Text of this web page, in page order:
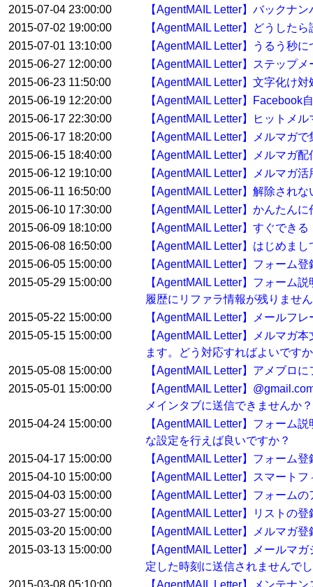
2015-07-04 23:00:00
【AgentMAIL Letter】バックナ
2015-07-02 19:00:00
【AgentMAIL Letter】どうした
2015-07-01 13:10:00
【AgentMAIL Letter】うるう秒に
2015-06-27 12:00:00
【AgentMAIL Letter】ステップ
2015-06-23 11:50:00
【AgentMAIL Letter】文字化け対
2015-06-19 12:20:00
【AgentMAIL Letter】Facebook
2015-06-17 22:30:00
【AgentMAIL Letter】ヒットメ
2015-06-17 18:20:00
【AgentMAIL Letter】メルマガ
2015-06-15 18:40:00
【AgentMAIL Letter】メルマガ
2015-06-12 19:10:00
【AgentMAIL Letter】メルマガ活
2015-06-11 16:50:00
【AgentMAIL Letter】解除され
2015-06-10 17:30:00
【AgentMAIL Letter】かんたん
2015-06-09 18:10:00
【AgentMAIL Letter】すぐでき
2015-06-08 16:50:00
【AgentMAIL Letter】はじめま
2015-06-05 15:00:00
【AgentMAIL Letter】フォーム
2015-05-29 15:00:00
【AgentMAIL Letter】フォーム
履歴にリファラ情報が残りませ
2015-05-22 15:00:00
【AgentMAIL Letter】メールフ
2015-05-15 15:00:00
【AgentMAIL Letter】メルマガ
ます。どう対応すればよいです
2015-05-08 15:00:00
【AgentMAIL Letter】アメブロ
2015-05-01 15:00:00
【AgentMAIL Letter】
メインタブに送信できませんか？
2015-04-24 15:00:00
【AgentMAIL Letter】フォーム
な設定を行えば良いですか？
2015-04-17 15:00:00
【AgentMAIL Letter】フォーム
2015-04-10 15:00:00
【AgentMAIL Letter】スマート
2015-04-03 15:00:00
【AgentMAIL Letter】フォーム
2015-03-27 15:00:00
【AgentMAIL Letter】リストの
2015-03-20 15:00:00
【AgentMAIL Letter】メルマガ
2015-03-13 15:00:00
【AgentMAIL Letter】メールマ
定した時刻に送信されませんで
2015-03-08 05:10:00
【AgentMAIL Letter】メンテナ